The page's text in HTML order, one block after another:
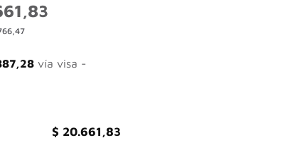
$ 20.661,83.
vía visa -
$ 20.661,83